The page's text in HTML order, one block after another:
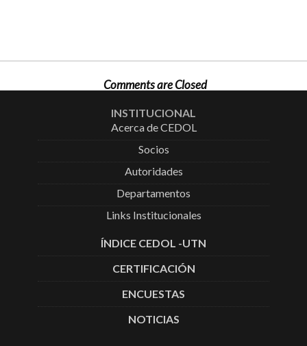
Comments are Closed
INSTITUCIONAL
Acerca de CEDOL
Socios
Autoridades
Departamentos
Links Institucionales
ÍNDICE CEDOL -UTN
CERTIFICACIÓN
ENCUESTAS
NOTICIAS